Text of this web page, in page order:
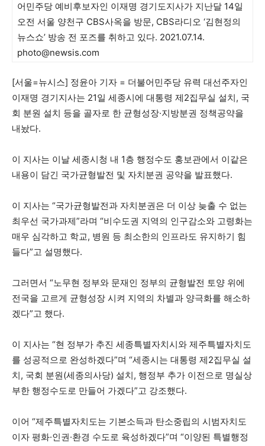
어민주당 예비후보자인 이재명 경기도지사가 지난달 14일
오전 서울 양천구 CBS사옥을 방문, CBS라디오 ‘김현정의
뉴스쇼’ 방송 전 포즈를 취하고 있다. 2021.07.14.
photo@newsis.com
[서울=뉴시스] 정윤아 기자 = 더불어민주당 유력 대선주자인
이재명 경기지사는 21일 세종시에 대통령 제2집무실 설치, 국
회 분원 설치 등을 골자로 한 균형성장·지방분권 정책공약을
내놨다.
이 지사는 이날 세종시청 내 1층 행정수도 홍보관에서 이같은
내용이 담긴 국가균형발전 및 자치분권 공약을 발표했다.
이 지사는 “국가균형발전과 자치분권은 더 이상 늦출 수 없는
최우선 국가과제”라며 “비수도권 지역의 인구감소와 고령화는
매우 심각하고 학교, 병원 등 최소한의 인프라도 유지하기 힘
들다”고 설명했다.
그러면서 “노무현 정부와 문재인 정부의 균형발전 토양 위에
전국을 고르게 균형성장 시켜 지역의 차별과 양극화를 해소하
겠다”고 했다.
이 지사는 “현 정부가 추진 세종특별자치시와 제주특별자치도
를 성공적으로 완성하겠다”며 “세종시는 대통령 제2집무실 설
치, 국회 분원(세종의사당) 설치, 행정부 추가 이전으로 명실상
부한 행정수도로 만들어 가겠다”고 강조했다.
이어 “제주특별자치도는 기본소득과 탄소중립의 시범자치도
이자 평화·인권·환경 수도로 육성하겠다”며 “이양된 특별행정